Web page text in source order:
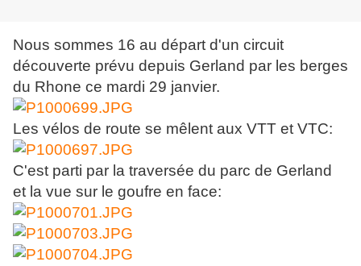
Nous sommes 16 au départ d'un circuit
découverte prévu depuis Gerland par les berges
du Rhone ce mardi 29 janvier.
Les vélos de route se mêlent aux VTT et VTC:
C'est parti par la traversée du parc de Gerland
et la vue sur le goufre en face: